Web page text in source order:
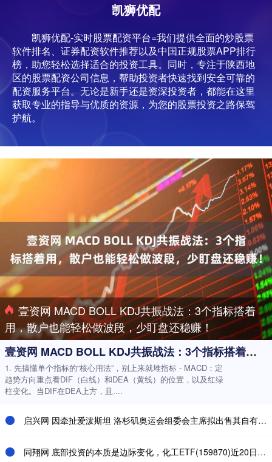
凯狮优配
凯狮优配-实时股票配资平台=我们提供全面的炒股票
软件排名、证券配资软件推荐以及中国正规股票APP排行
榜，助您轻松选择适合的投资工具。同时，专注于陕西地
区的股票配资公司信息，帮助投资者快速找到安全可靠的
配资服务平台。无论是新手还是资深投资者，都能在这里
获取专业的指导与优质的资源，为您的股票投资之路保驾
护航。
壹资网 MACD BOLL KDJ共振战法：3个指标搭着
用，散户也能轻松做波段，少盯盘还稳赚！
壹资网 MACD BOLL KDJ共振战法：3个指标搭着用，散户也能轻松做波段，少盯盘还稳赚！
1. 先搞懂单个指标的“核心用法”，别上来就堆指标 - MACD：定
趋势方向重点看DIF（白线）和DEA（黄线）的位置，以及红绿
柱变化。当DIF在DEA上方，且....
启兴网 因牵扯爱泼斯坦 洛杉矶奥运会组委会主席拟出售其自有艺人经纪与营销公司
同翔网 底部投资的本质是边际变化，化工ETF(159870)近20日资金净流率170%